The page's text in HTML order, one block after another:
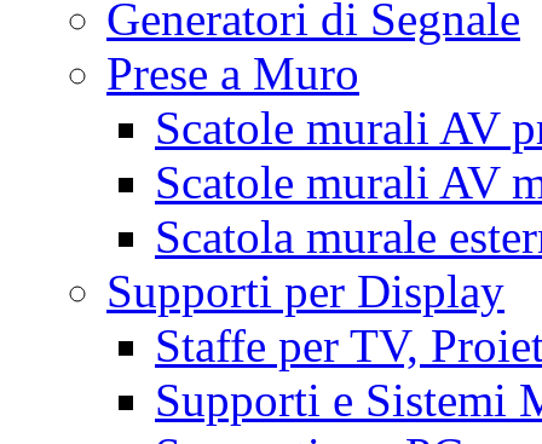
Generatori di Segnale
Prese a Muro
Scatole murali AV
Scatole murali AV
Scatola murale
Supporti per Display
Staffe per TV,
Supporti e Sistemi